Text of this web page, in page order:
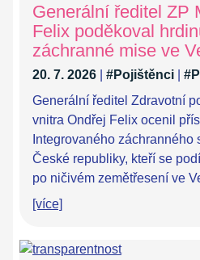
Generální ředitel ZP
Felix poděkoval
záchranné mise ve
20. 7. 2026 #Pojištěnci
Generální ředitel Zdravotní
vnitra Ondřej Felix ocenil
Integrovaného záchranného
České republiky, kteří se
po ničivém zemětřesení ve
[více]